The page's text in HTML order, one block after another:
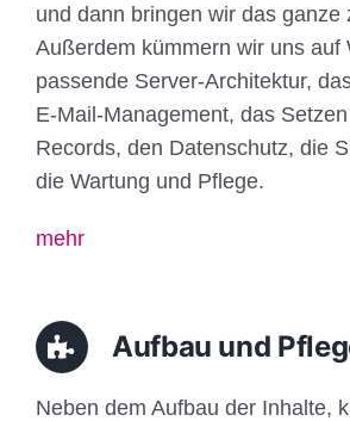
und dann bringen wir das ganze
Außerdem kümmern wir uns auf
passende Server-Architektur,
E-Mail-Management, das
Records, den Datenschutz, die
die Wartung und Pflege.
mehr
Aufbau und
Neben dem Aufbau der Inhalte,